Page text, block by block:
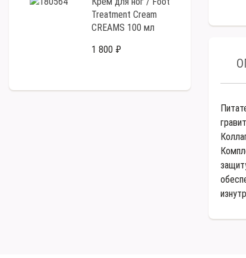
Treatment Cream
CREAMS 100 мл
1 800 ₽